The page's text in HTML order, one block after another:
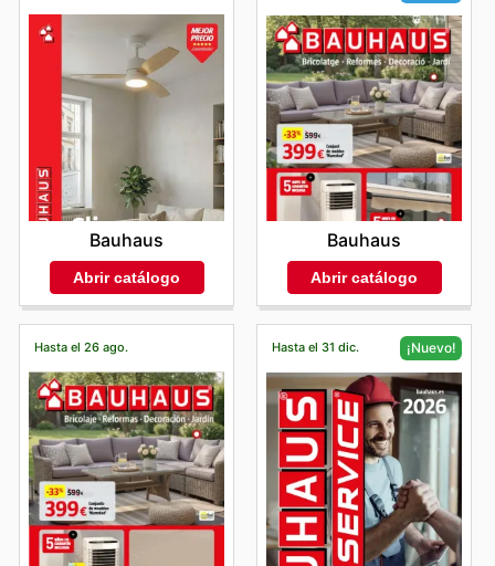
Bauhaus
Abrir catálogo
Bauhaus
Abrir catálogo
Hasta el 26 ago. Hasta el 31 dic. ¡Nuevo!